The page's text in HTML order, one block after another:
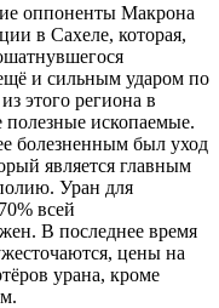
оппоненты Макрона
в Сахеле, которая,
и сильным ударом по
этого региона в
ископаемые.
болезненным был уход
является главным
Уран для
всей
В последнее время
цены на
урана, кроме